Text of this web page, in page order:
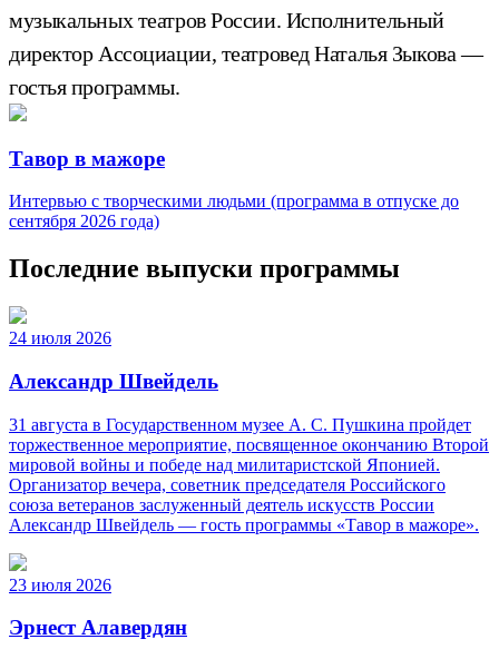
музыкальных театров России. Исполнительный
директор Ассоциации, театровед Наталья Зыкова —
гостья программы.
Тавор в мажоре
Интервью с творческими людьми (программа в отпуске до
сентября 2026 года)
Последние выпуски программы
24 июля 2026
Александр Швейдель
31 августа в Государственном музее А. С. Пушкина пройдет
торжественное мероприятие, посвященное окончанию Второй
мировой войны и победе над милитаристской Японией.
Организатор вечера, советник председателя Российского
союза ветеранов заслуженный деятель искусств России
Александр Швейдель — гость программы «Тавор в мажоре».
23 июля 2026
Эрнест Алавердян